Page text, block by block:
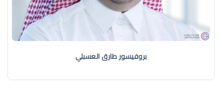
بروفيسور طارق العسبلي